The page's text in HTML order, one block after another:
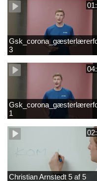
3
1
Christian Arnstedt 5 af 5